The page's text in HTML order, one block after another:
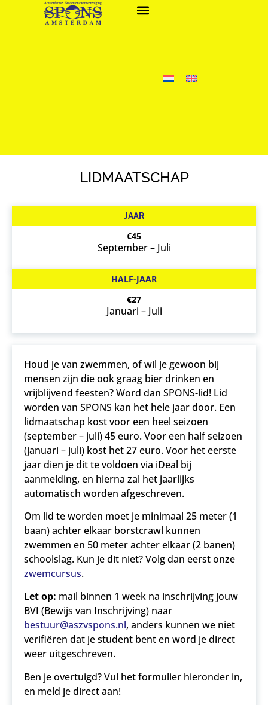
LIDMAATSCHAP
JAAR
€45
September – Juli
HALF-JAAR
€27
Januari – Juli
Houd je van zwemmen, of wil je gewoon bij
mensen zijn die ook graag bier drinken en
vrijblijvend feesten? Word dan SPONS-lid! Lid
worden van SPONS kan het hele jaar door. Een
lidmaatschap kost voor een heel seizoen
(september – juli) 45 euro. Voor een half seizoen
(januari – juli) kost het 27 euro. Voor het eerste
jaar dien je dit te voldoen via iDeal bij
aanmelding, en hierna zal het jaarlijks
automatisch worden afgeschreven.
Om lid te worden moet je minimaal 25 meter (1
baan) achter elkaar borstcrawl kunnen
zwemmen en 50 meter achter elkaar (2 banen)
schoolslag. Kun je dit niet? Volg dan eerst onze
zwemcursus.
Let op: mail binnen 1 week na inschrijving jouw
BVI (Bewijs van Inschrijving) naar
bestuur@aszvspons.nl, anders kunnen we niet
verifiëren dat je student bent en word je direct
weer uitgeschreven.
Ben je overtuigd? Vul het formulier hieronder in,
en meld je direct aan!